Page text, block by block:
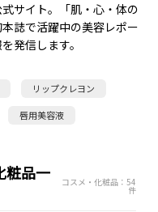
サイト。「肌・心・体の
誌で活躍中の美容レポー
発信します。
リップクレヨン
唇用美容液
粧品一 コスメ・化粧品：54
件